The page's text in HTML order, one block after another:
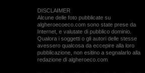
DISCLAIMER
Alcune delle foto pubblicate su
algheroecoeco.com sono state prese da
Internet, e valutate di pubblico dominio.
Qualora i soggetti o gli autori delle stesse
avessero qualcosa da eccepire alla loro
pubblicazione, non esitino a segnalarlo alla
redazione di algheroeco.com